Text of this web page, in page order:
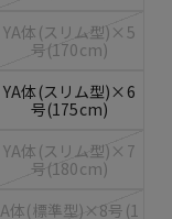
YA体(スリム型)×5
号(170cm)
YA体(スリム型)×6
号(175cm)
YA体(スリム型)×7
号(180cm)
A体(標準型)×8号(1